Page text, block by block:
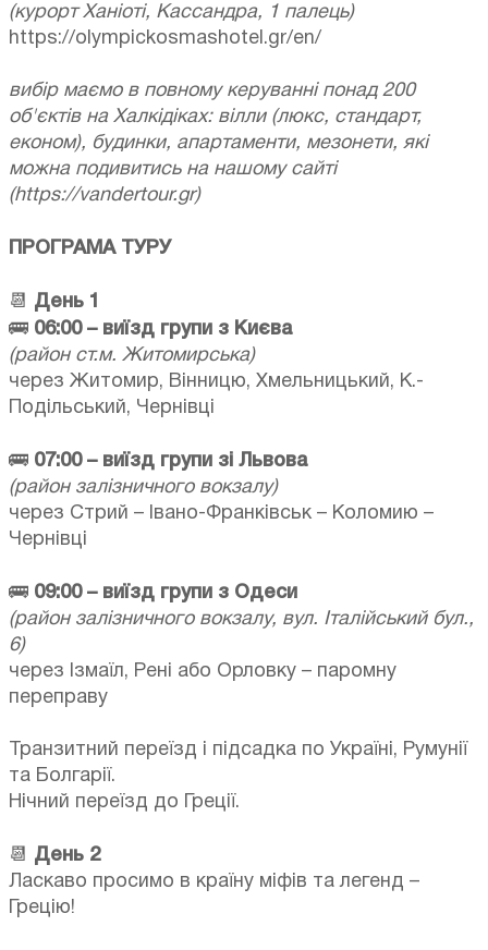
(курорт Ханіоті, Кассандра, 1 палець)
https://olympickosmashotel.gr/en/
вибір маємо в повному керуванні понад 200
об'єктів на Халкідіках: вілли (люкс, стандарт,
економ), будинки, апартаменти, мезонети, які
можна подивитись на нашому сайті
(https://vandertour.gr)
ПРОГРАМА ТУРУ
📆 День 1
🚌 06:00 – виїзд групи з Києва
(район ст.м. Житомирська)
через Житомир, Вінницю, Хмельницький, К.-
Подільський, Чернівці
🚌 07:00 – виїзд групи зі Львова
(район залізничного вокзалу)
через Стрий – Івано-Франківськ – Коломию –
Чернівці
🚌 09:00 – виїзд групи з Одеси
(район залізничного вокзалу, вул. Італійський бул.,
6)
через Ізмаїл, Рені або Орловку – паромну
переправу
Транзитний переїзд і підсадка по Україні, Румунії
та Болгарії.
Нічний переїзд до Греції.
📆 День 2
Ласкаво просимо в країну міфів та легенд –
Грецію!